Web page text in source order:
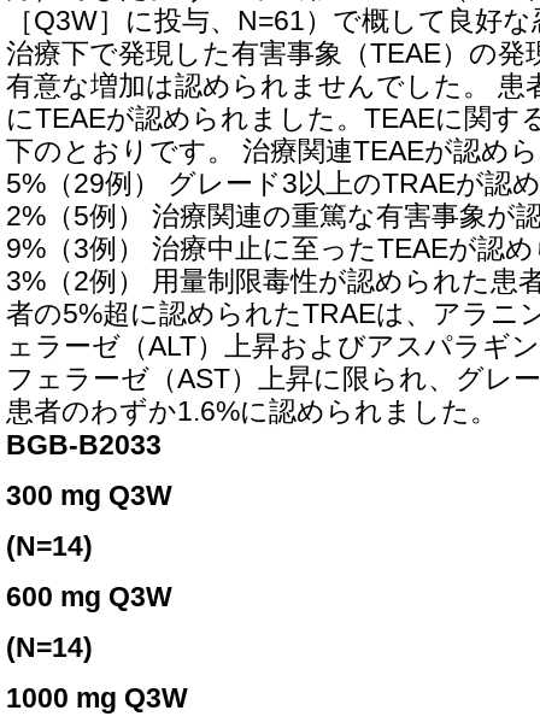
［Q3W］に投与、N=61）で概して良好
治療下で発現した有害事象（TEAE）の発
有意な増加は認められませんでした。 患
にTEAEが認められました。TEAEに関す
下のとおりです。 治療関連TEAEが認め
5%（29例） グレード3以上のTRAEが認
2%（5例） 治療関連の重篤な有害事象が
9%（3例） 治療中止に至ったTEAEが認
3%（2例） 用量制限毒性が認められた患
者の5%超に認められたTRAEは、アラニ
ェラーゼ（ALT）上昇およびアスパラギ
フェラーゼ（AST）上昇に限られ、グレ
患者のわずか1.6%に認められました。
BGB-B2033
300 mg Q3W
(N=14)
600 mg Q3W
(N=14)
1000 mg Q3W